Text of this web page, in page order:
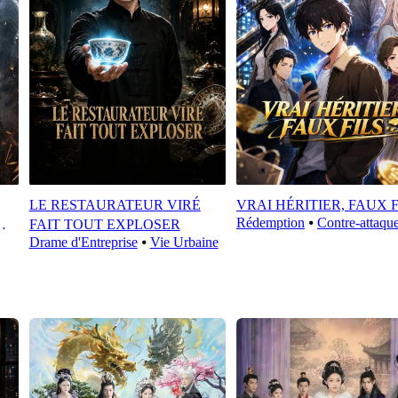
LE RESTAURATEUR VIRÉ
FAIT TOUT EXPLOSER
Drame d'Entreprise⦁ Vie Urbaine
VRAI HÉRITIER, FAUX
Rédemption ⦁ Contre-